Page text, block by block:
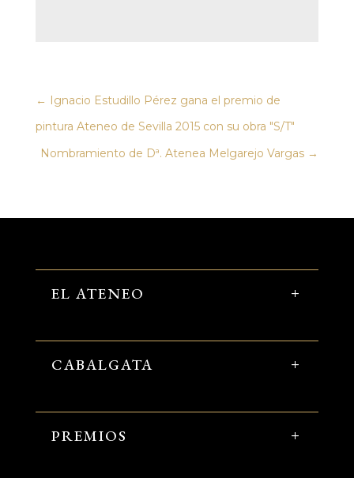
← Ignacio Estudillo Pérez gana el premio de
pintura Ateneo de Sevilla 2015 con su obra "S/T"
Nombramiento de Dª. Atenea Melgarejo Vargas →
EL ATENEO
CABALGATA
PREMIOS